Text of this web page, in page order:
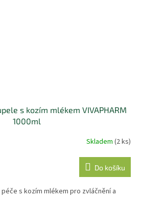
s kozím mlékem VIVAPHARM
1000ml
Skladem (2 ks)
Do košíku
s kozím mlékem pro zvláčnění a